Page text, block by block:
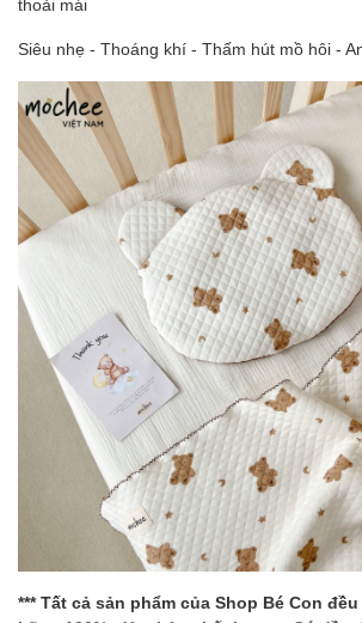
thoải mái
Siêu nhẹ - Thoáng khí - Thấm hút mồ hôi -
*** Tất cả sản phẩm của Shop Bé Con